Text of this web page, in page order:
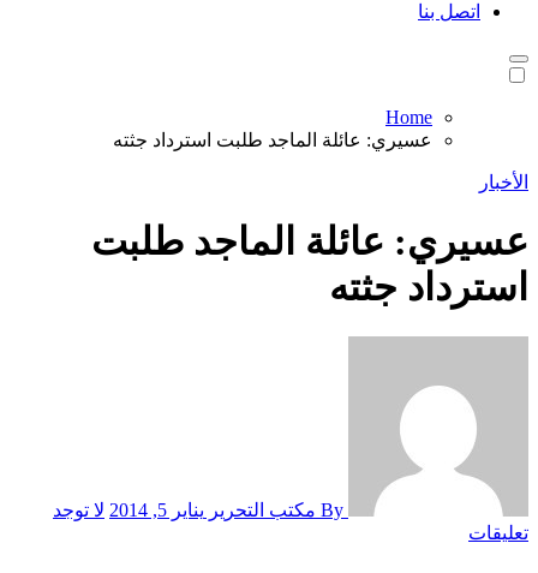
اتصل بنا
Home
عسيري: عائلة الماجد طلبت استرداد جثته
الأخبار
عسيري: عائلة الماجد طلبت
استرداد جثته
يناير 5, 2014
لا توجد
تعليقات